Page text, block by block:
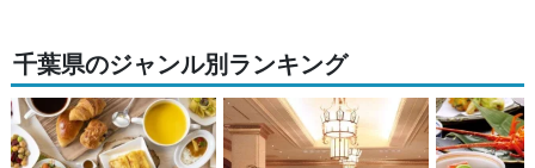
千葉県のジャンル別ランキング